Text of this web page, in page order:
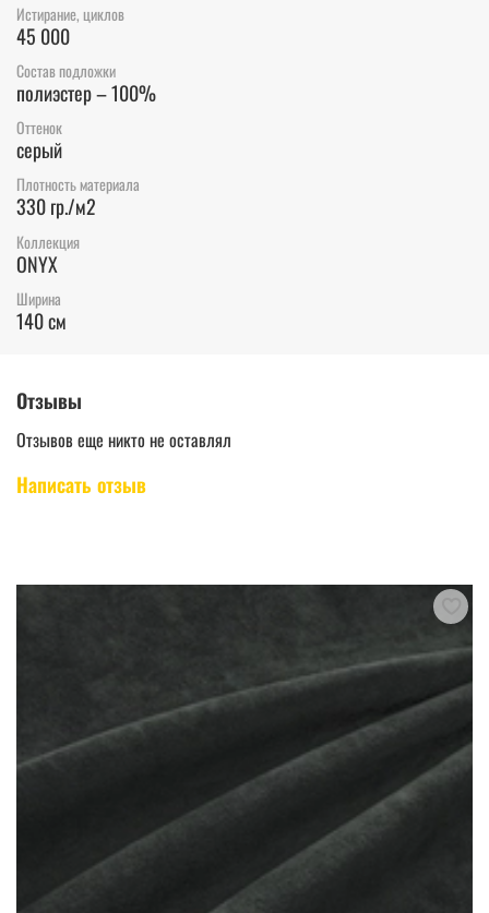
Истирание, циклов
45 000
Состав подложки
полиэстер – 100%
Оттенок
серый
Плотность материала
330 гр./м2
Коллекция
ONYX
Ширина
140 см
Отзывы
Отзывов еще никто не оставлял
Написать отзыв